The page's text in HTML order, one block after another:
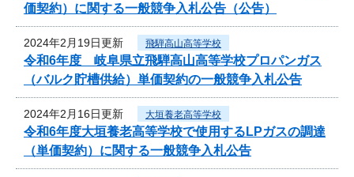
価契約）に関する一般競争入札公告（公告）
2024年2月19日更新 飛騨高山高等学校
令和6年度 岐阜県立飛騨高山高等学校プロパンガス
（バルク貯槽供給）単価契約の一般競争入札公告
2024年2月16日更新 大垣養老高等学校
令和6年度大垣養老高等学校で使用するLPガスの調達
（単価契約）に関する一般競争入札公告